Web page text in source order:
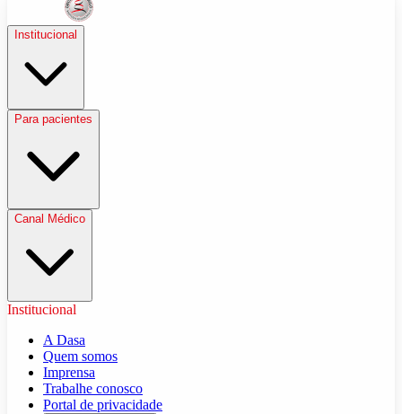
Institucional
Para pacientes
Canal Médico
Institucional
A Dasa
Quem somos
Imprensa
Trabalhe conosco
Portal de privacidade